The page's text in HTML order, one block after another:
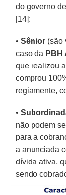
do governo
[14]:
•Sênior (são
caso da PBH
que realizou
comprou
regiamente,
•
não podem
para a
a anunciada
dívida ativa,
sendo